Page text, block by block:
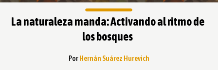
La naturaleza manda: Activando al ritmo de
los bosques
PorHernán Suárez Hurevich